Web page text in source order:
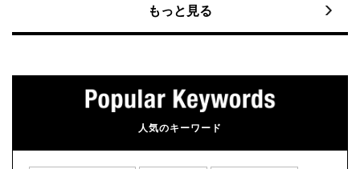
もっと見る
人気のキーワード